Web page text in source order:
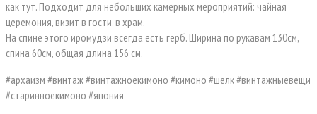
как тут. Подходит для небольших камерных мероприятий: чайная
церемония, визит в гости, в храм.
На спине этого иромудзи всегда есть герб. Ширина по рукавам 130см,
спина 60см, общая длина 156 см.
#архаизм #винтаж #винтажноекимоно #кимоно #шелк #винтажныевещи
#старинноекимоно #япония